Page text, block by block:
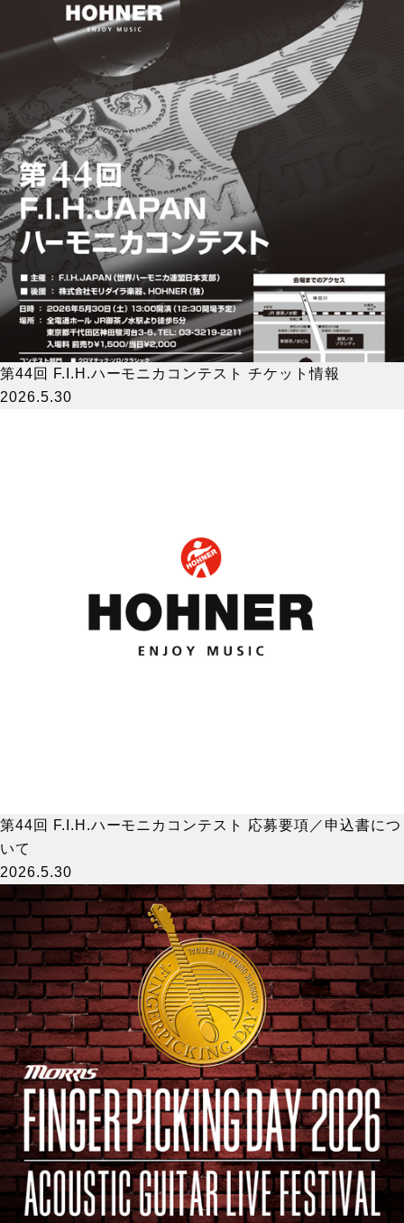
第44回 F.I.H.ハーモニカコンテスト チケット情報
2026.5.30
第44回 F.I.H.ハーモニカコンテスト 応募要項／申込書につ
いて
2026.5.30